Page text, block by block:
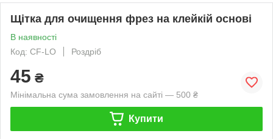
Щітка для очищення фрез на клейкій основі
В наявності
Код: CF-LO
Роздріб
45 ₴
Мінімальна сума замовлення на сайті — 500 ₴
Купити